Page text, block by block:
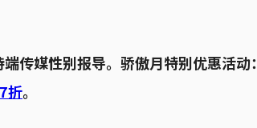
传媒性别报导。骄傲月特别优惠活动：
折。